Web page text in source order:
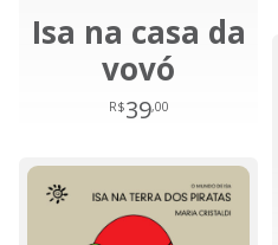
Isa na casa da
vovó
R$39,00